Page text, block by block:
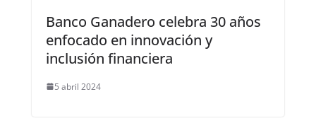
Banco Ganadero celebra 30 años
enfocado en innovación y
inclusión financiera
5 abril 2024